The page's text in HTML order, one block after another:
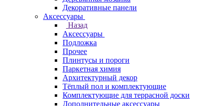
Декоративные панели
Аксессуары
Назад
Аксессуары
Подложка
Прочее
Плинтусы и пороги
Паркетная химия
Архитектурный декор
Тёплый пол и комплектующие
Комплектующие для террасной доски
Дополнительные аксессуары